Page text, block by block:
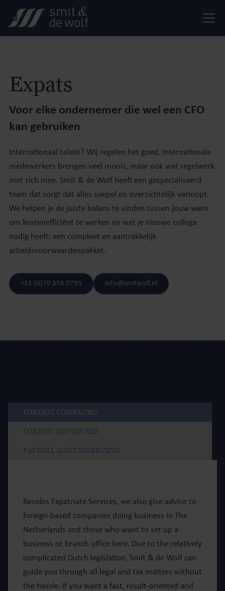
Expats
Voor elke ondernemer die wel een CFO
kan gebruiken
Internationaal talent? Wij regelen het goed. Internationale
medewerkers brengen veel moois, maar ook wat regelwerk
met zich mee. Smit & de Wolf heeft een gespecialiseerd
team dat zorgt dat alles soepel en overzichtelijk verloopt.
We helpen je de juiste balans te vinden tussen jouw wens
om kostenefficiënt te werken en wat je nieuwe collega
nodig heeft: een compleet en aantrekkelijk
arbeidsvoorwaardenpakket.
+31 (0)70 356 0795 info@smitwolf.nl
FOREIGN COMPANIES
FOREIGN EMPLOYEES
PAYROLL AND TAXSERVICES
Besides Expatriate Services, we also give advice to
foreign-based companies doing business in The
Netherlands and those who want to set up a
business or branch office here. Due to the relatively
complicated Dutch legislation, Smit & de Wolf can
guide you through all legal and tax matters without
the hassle. If you want a fast, result-oriented and